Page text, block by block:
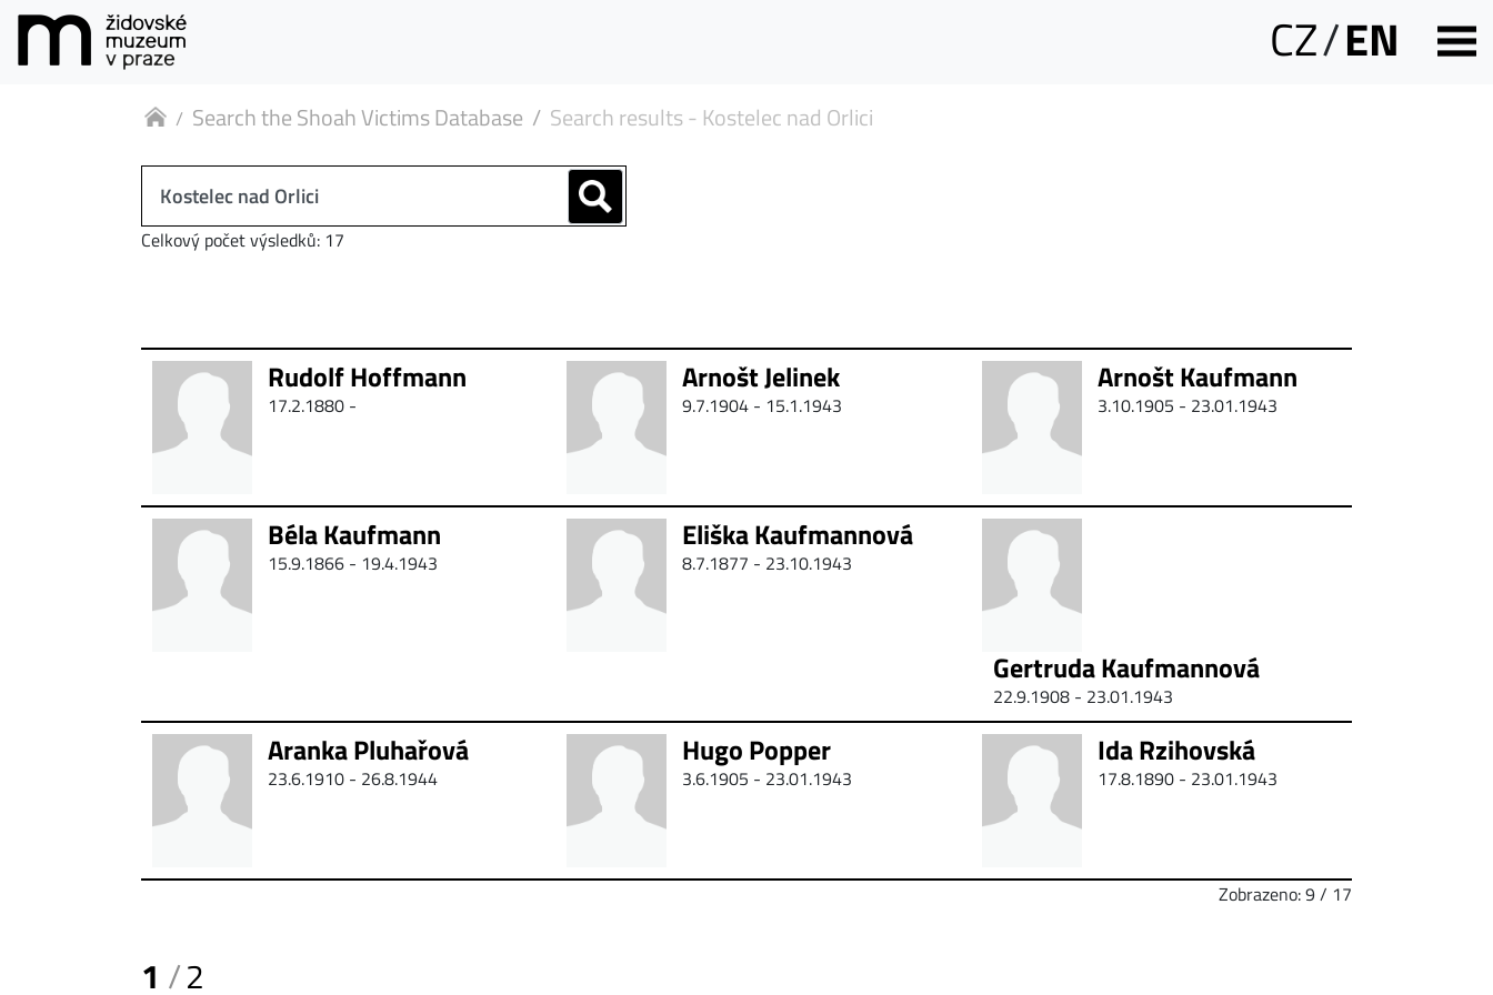
CZ/EN
Search the Shoah Victims Database Search results - Kostelec nad Orlici
Celkový počet výsledků: 17
Rudolf Hoffmann
17.2.1880 -
Arnošt Jelinek
9.7.1904 - 15.1.1943
Arnošt Kaufmann
3.10.1905 - 23.01.1943
Béla Kaufmann
15.9.1866 - 19.4.1943
Eliška Kaufmannová
8.7.1877 - 23.10.1943
Gertruda Kaufmannová
22.9.1908 - 23.01.1943
Aranka Pluhařová
23.6.1910 - 26.8.1944
Hugo Popper
3.6.1905 - 23.01.1943
Ida Rzihovská
17.8.1890 - 23.01.1943
Zobrazeno: 9 / 17
1 2